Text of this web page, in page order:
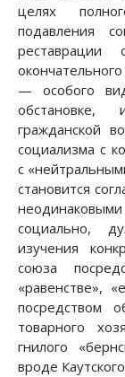
целях
подавления
— особого
гражданской
социализма с
с
становится
социально,
изучения
союза
«равенстве»,
посредством
товарного
гнилого
вроде